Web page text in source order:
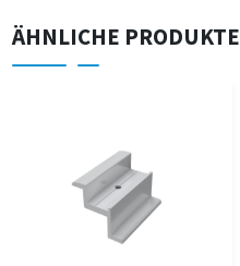
ÄHNLICHE PRODUKTE